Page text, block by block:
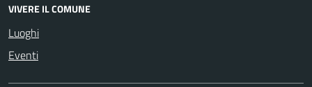
VIVERE IL COMUNE
Luoghi
Eventi